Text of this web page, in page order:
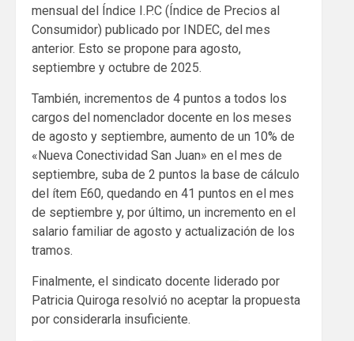
mensual del Índice I.P.C (Índice de Precios al
Consumidor) publicado por INDEC, del mes
anterior. Esto se propone para agosto,
septiembre y octubre de 2025.
También, incrementos de 4 puntos a todos los
cargos del nomenclador docente en los meses
de agosto y septiembre, aumento de un 10% de
«Nueva Conectividad San Juan» en el mes de
septiembre, suba de 2 puntos la base de cálculo
del ítem E60, quedando en 41 puntos en el mes
de septiembre y, por último, un incremento en el
salario familiar de agosto y actualización de los
tramos.
Finalmente, el sindicato docente liderado por
Patricia Quiroga resolvió no aceptar la propuesta
por considerarla insuficiente.